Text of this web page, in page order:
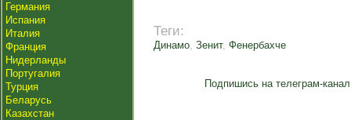
Германия
Испания
Италия
Франция
Нидерланды
Португалия
Турция
Беларусь
Казахстан
Теги:
Динамо, Зенит, Фенербахче
Подпишись на телеграм-